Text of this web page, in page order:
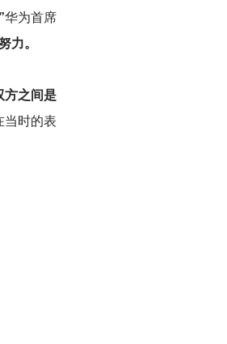
华为首席
力。
方之间是
当时的表